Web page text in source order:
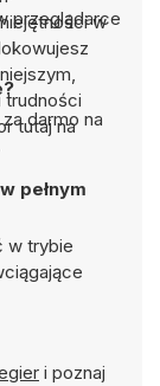
w
tutaj na
przeglądarce
darmo na
pełnym
w trybie
i poznaj